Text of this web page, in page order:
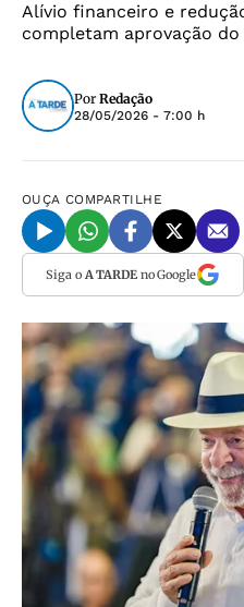
Alívio financeiro e
completam aprovação
Por Redação
28/05/2026 - 7:00 h
OUÇA COMPARTILHE
Siga o A TARDEno Google